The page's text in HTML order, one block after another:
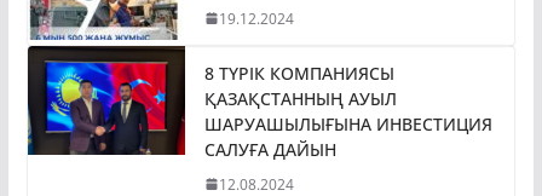
19.12.2024
8 ТҮРІК КОМПАНИЯСЫ
ҚАЗАҚСТАННЫҢ АУЫЛ
ШАРУАШЫЛЫҒЫНА ИНВЕСТИЦИЯ
САЛУҒА ДАЙЫН
12.08.2024